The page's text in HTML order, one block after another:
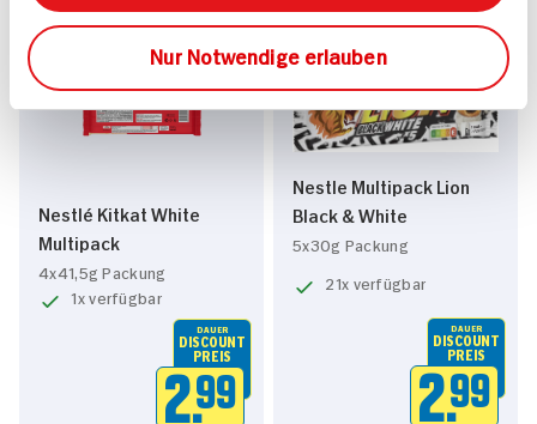
Nur Notwendige erlauben
Nestlé Kitkat White
Multipack
4x41,5g Packung
1x verfügbar
DAUER
DISCOUNT
PREIS
2.99
Nestle Multipack Lion
Black & White
5x30g Packung
21x verfügbar
DAUER
DISCOUNT
PREIS
2.99